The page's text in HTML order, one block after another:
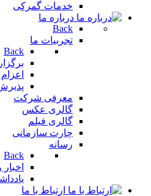
خدمات گمرکی
درباره ما
Back
تجربیات ما
Back
معرفی شرکت
گالری عکس
گالری فیلم
چارت سازمانی
رسانه
Back
ارتباط با ما